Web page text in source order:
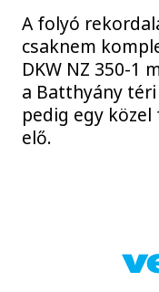
A folyó
csaknem
DKW NZ 350-1
a Batthyány
pedig egy
elő.